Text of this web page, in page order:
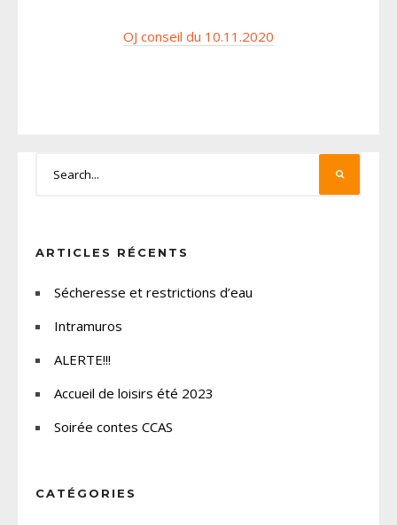
OJ conseil du 10.11.2020
ARTICLES RÉCENTS
Sécheresse et restrictions d’eau
Intramuros
ALERTE!!!
Accueil de loisirs été 2023
Soirée contes CCAS
CATÉGORIES